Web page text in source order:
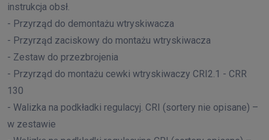
instrukcja obsł.
- Przyrząd do demontażu wtryskiwacza
- Przyrząd zaciskowy do montażu wtryskiwacza
- Zestaw do przezbrojenia
- Przyrząd do montażu cewki wtryskiwaczy CRI2.1 - CRR
130
- Walizka na podkładki regulacyj. CRI (sortery nie opisane) –
w zestawie